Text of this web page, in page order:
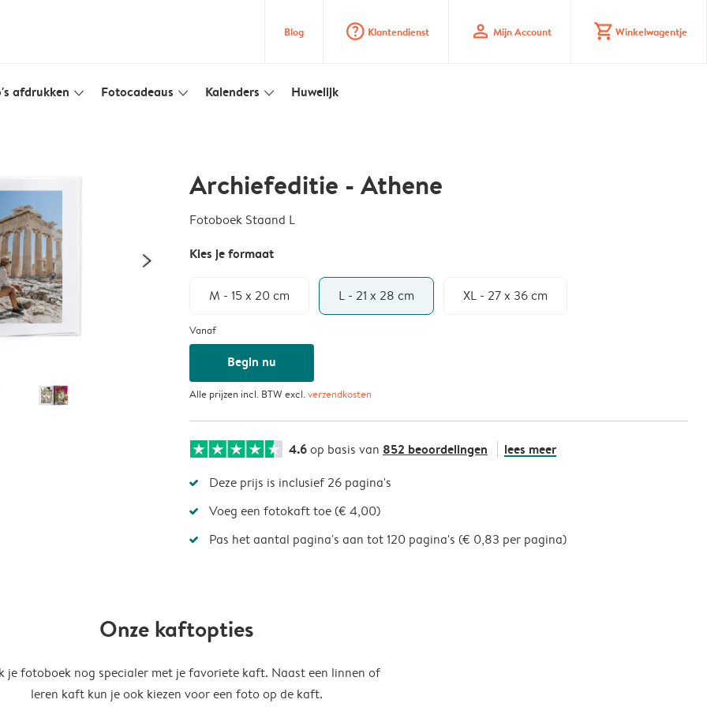
Blog question_mark_circle Klantendienst profile Mijn Account shopping_cart Winkelwagentje
afdrukken slim_arrow_down Fotocadeaus slim_arrow_down Kalenders slim_arrow_down Huwelijk
Archiefeditie - Athene
Fotoboek Staand L
Kies je formaat
M - 15 x 20 cm L - 21 x 28 cm XL - 27 x 36 cm
Vanaf
Begin nu
Alle prijzen incl. BTW excl.verzendkosten
4.6op basis van 852 beoordelingen lees meer
Deze prijs is inclusief 26 pagina's
Voeg een fotokaft toe (€ 4,00)
Pas het aantal pagina's aan tot 120 pagina's (€ 0,83 per pagina)
Onze kaftopties
je fotoboek nog specialer met je favoriete kaft. Naast een linnen of
leren kaft kun je ook kiezen voor een foto op de kaft.